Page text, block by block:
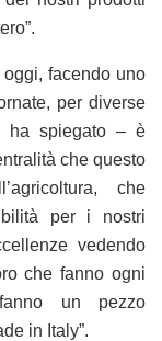
facendo uno
per diverse
ha spiegato – è
che questo
che
per i nostri
vedendo
che fanno ogni
un pezzo
in Italy”.